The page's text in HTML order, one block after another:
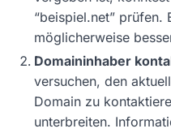
“beispiel.net” prüfen.
möglicherweise
Domaininhaber
versuchen, den
Domain zu
unterbreiten.